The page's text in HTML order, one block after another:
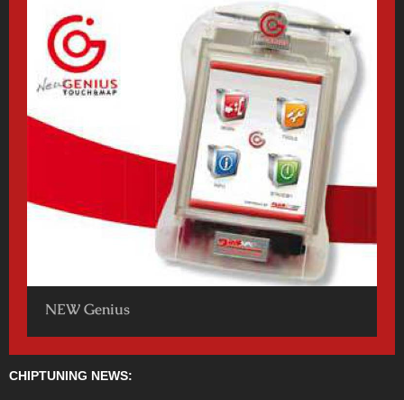
NEW Genius
CHIPTUNING NEWS: